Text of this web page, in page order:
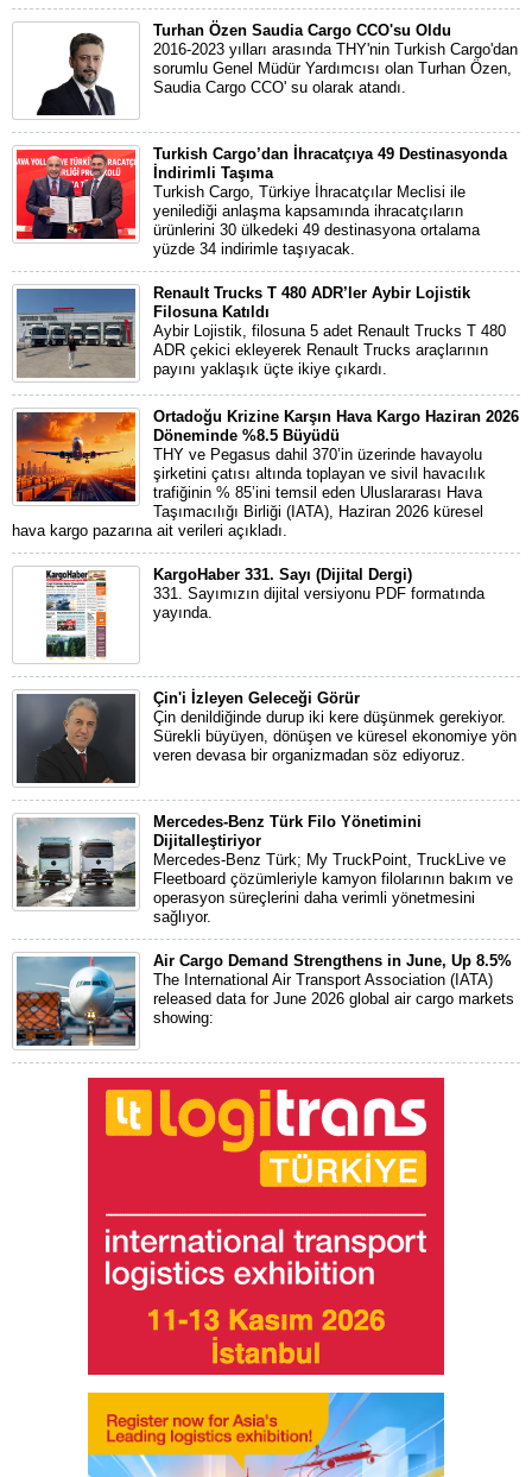
Turhan Özen Saudia Cargo CCO'su Oldu
2016-2023 yılları arasında THY'nin Turkish Cargo'dan
sorumlu Genel Müdür Yardımcısı olan Turhan Özen,
Saudia Cargo CCO' su olarak atandı.
Turkish Cargo’dan İhracatçıya 49 Destinasyonda
İndirimli Taşıma
Turkish Cargo, Türkiye İhracatçılar Meclisi ile
yenilediği anlaşma kapsamında ihracatçıların
ürünlerini 30 ülkedeki 49 destinasyona ortalama
yüzde 34 indirimle taşıyacak.
Renault Trucks T 480 ADR’ler Aybir Lojistik
Filosuna Katıldı
Aybir Lojistik, filosuna 5 adet Renault Trucks T 480
ADR çekici ekleyerek Renault Trucks araçlarının
payını yaklaşık üçte ikiye çıkardı.
Ortadoğu Krizine Karşın Hava Kargo Haziran 2026
Döneminde %8.5 Büyüdü
THY ve Pegasus dahil 370’in üzerinde havayolu
şirketini çatısı altında toplayan ve sivil havacılık
trafiğinin % 85’ini temsil eden Uluslararası Hava
Taşımacılığı Birliği (IATA), Haziran 2026 küresel
hava kargo pazarına ait verileri açıkladı.
KargoHaber 331. Sayı (Dijital Dergi)
331. Sayımızın dijital versiyonu PDF formatında
yayında.
Çin'i İzleyen Geleceği Görür
Çin denildiğinde durup iki kere düşünmek gerekiyor.
Sürekli büyüyen, dönüşen ve küresel ekonomiye yön
veren devasa bir organizmadan söz ediyoruz.
Mercedes-Benz Türk Filo Yönetimini
Dijitalleştiriyor
Mercedes-Benz Türk; My TruckPoint, TruckLive ve
Fleetboard çözümleriyle kamyon filolarının bakım ve
operasyon süreçlerini daha verimli yönetmesini
sağlıyor.
Air Cargo Demand Strengthens in June, Up 8.5%
The International Air Transport Association (IATA)
released data for June 2026 global air cargo markets
showing: